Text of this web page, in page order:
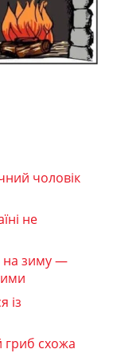
чоловік
не
на зиму —
із
гриб схожа